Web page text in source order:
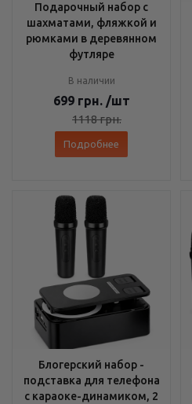
Подарочный набор с
шахматами, фляжкой и
рюмками в деревянном
футляре
В наличии
699 грн. /шт
1118грн.
Подробнее
Блогерский набор -
подставка для телефона
с караоке-динамиком, 2